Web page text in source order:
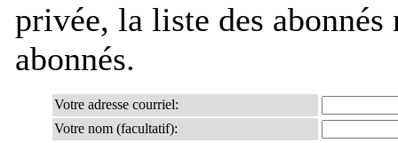
privée, la liste des
abonnés.
Votre adresse courriel:
Votre nom (facultatif):